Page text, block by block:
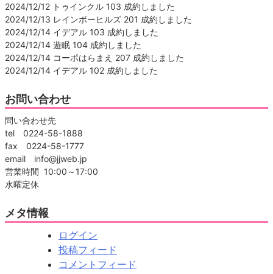
2024/12/12 トゥインクル 103 成約しました
2024/12/13 レインボーヒルズ 201 成約しました
2024/12/14 イデアル 103 成約しました
2024/12/14 遊眠 104 成約しました
2024/12/14 コーポはらまえ 207 成約しました
2024/12/14 イデアル 102 成約しました
お問い合わせ
問い合わせ先
tel 0224-58-1888
fax 0224-58-1777
email info@jjweb.jp
営業時間 10:00～17:00
水曜定休
メタ情報
ログイン
投稿フィード
コメントフィード